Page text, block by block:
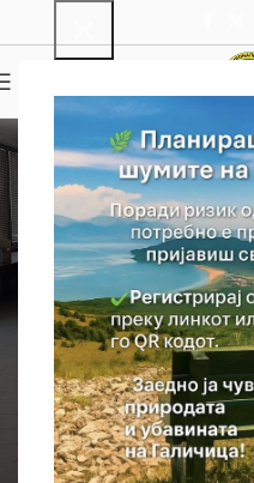
DCOn